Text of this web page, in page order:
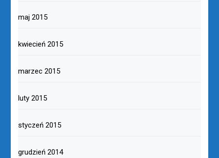
maj 2015
kwiecień 2015
marzec 2015
luty 2015
styczeń 2015
grudzień 2014